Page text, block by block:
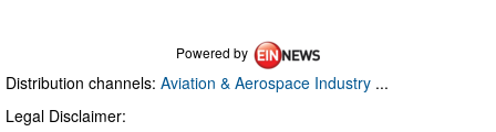
Powered by
Distribution channels: Aviation & Aerospace Industry ...
Legal Disclaimer: